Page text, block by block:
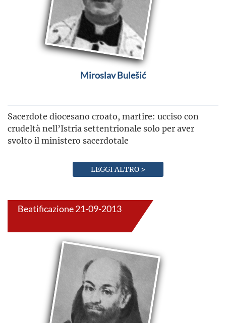
Miroslav Bulešić
Sacerdote diocesano croato, martire: ucciso con
crudeltà nell’Istria settentrionale solo per aver
svolto il ministero sacerdotale
LEGGI ALTRO >
Beatificazione 21-09-2013